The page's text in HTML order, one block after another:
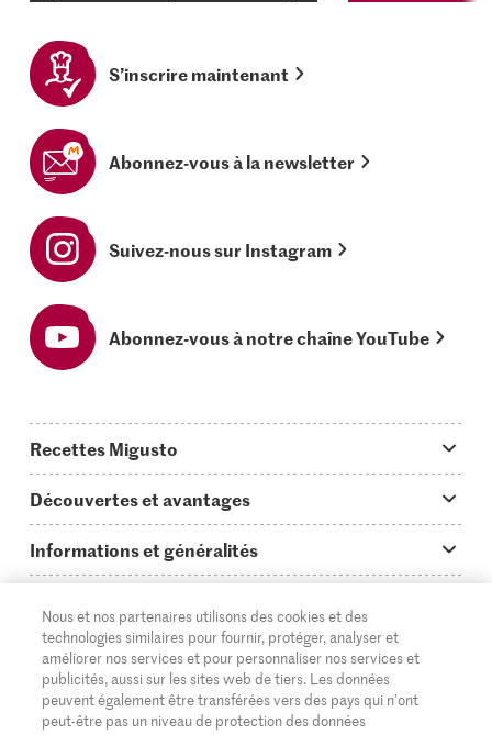
S’inscrire maintenant
Abonnez-vous à la newsletter
Suivez-nous sur Instagram
Abonnez-vous à notre chaîne YouTube
Recettes Migusto
Idées de menus
Plats principaux
Simple & vite prêt
Apéritif
Préparations au four
Découvertes et avantages
On en parle...
Tutoriels
Glossaire des ingrédients
Login Migusto
Informations et généralités
Questions concernant Migusto
Cuisiner avec Migusto
Service clientèle & contact
Publicité
Supermarché
Migros Online
À propos de Migros
DE FR IT
Nous et nos partenaires utilisons des cookies et des
technologies similaires pour fournir, protéger, analyser et
améliorer nos services et pour personnaliser nos services et
publicités, aussi sur les sites web de tiers. Les données
peuvent également être transférées vers des pays qui n'ont
peut-être pas un niveau de protection des données